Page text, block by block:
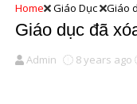
Home Giáo Dục Giáo
Giáo dục đã
Admin 8 years ago